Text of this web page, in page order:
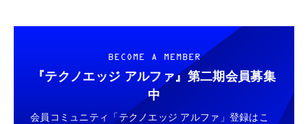
BECOME A MEMBER
『テクノエッジ アルファ』 第二期会員募集
中
会員コミュニティ「テクノエッジ アルファ」登録はこ